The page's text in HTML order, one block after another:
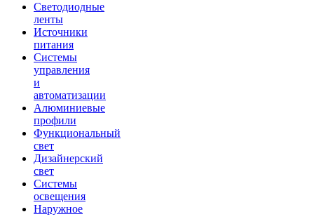
Светодиодные
ленты
Источники
питания
Системы
управления
и
автоматизации
Алюминиевые
профили
Функциональный
свет
Дизайнерский
свет
Системы
освещения
Наружное